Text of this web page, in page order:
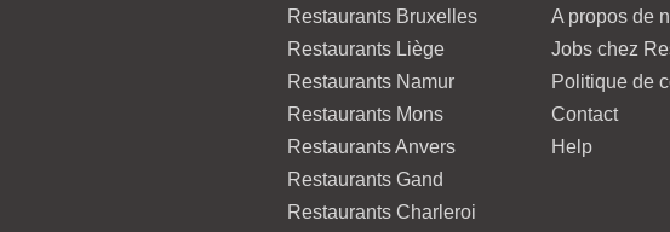
Restaurants Bruxelles
Restaurants Liège
Restaurants Namur
Restaurants Mons
Restaurants Anvers
Restaurants Gand
Restaurants Charleroi
A propos de
Jobs chez
Politique de
Contact
Help